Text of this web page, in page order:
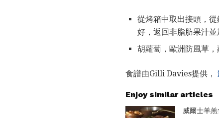
從烤箱中取出接頭，
好，返回非脂肪果汁並
胡蘿蔔，歐洲防風草
食譜由Gilli Davies提供，
Enjoy similar articles
威爾士羊